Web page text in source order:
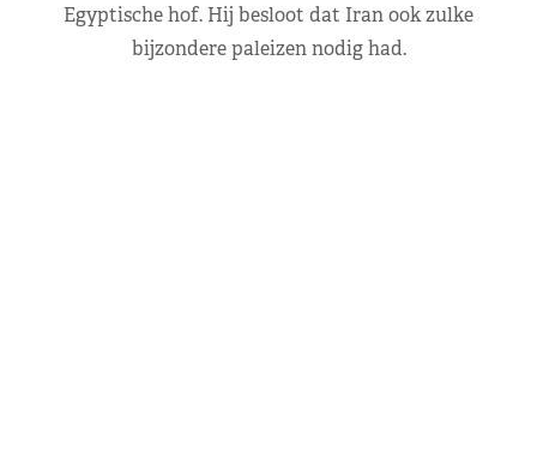
Egyptische hof. Hij besloot dat Iran ook zulke
bijzondere paleizen nodig had.